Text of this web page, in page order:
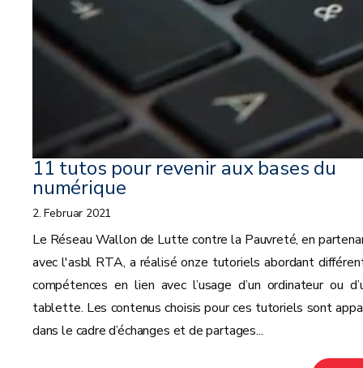
11 tutos pour revenir aux bases du
numérique
2. Februar 2021
Le Réseau Wallon de Lutte contre la Pauvreté, en
avec l'asbl RTA, a réalisé onze tutoriels abordant
compétences en lien avec l’usage d’un ordinateur ou
tablette. Les contenus choisis pour ces tutoriels sont
dans le cadre d’échanges et de partages...